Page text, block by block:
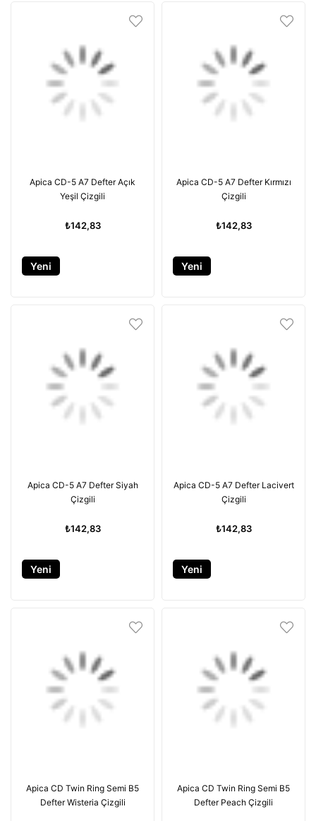
Apica CD-5 A7 Defter Açık
Yeşil Çizgili
₺142,83
Yeni
Apica CD-5 A7 Defter Kırmızı
Çizgili
₺142,83
Yeni
Apica CD-5 A7 Defter Siyah
Çizgili
₺142,83
Yeni
Apica CD-5 A7 Defter Lacivert
Çizgili
₺142,83
Yeni
Apica CD Twin Ring Semi B5
Defter Wisteria Çizgili
Apica CD Twin Ring Semi B5
Defter Peach Çizgili